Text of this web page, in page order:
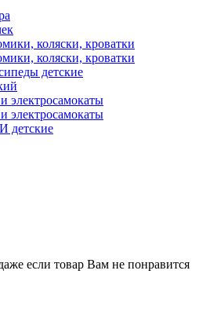
коляски, кроватки
коляски, кроватки
детские
электросамокаты
электросамокаты
если товар Вам не понравится